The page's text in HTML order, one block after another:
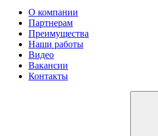
О компании
Партнерам
Преимущества
Наши работы
Видео
Вакансии
Контакты